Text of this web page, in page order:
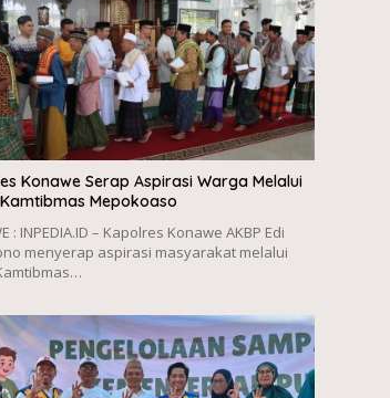
Konawe Serap Aspirasi Warga Melalui
Mepokoaso
: INPEDIA.ID – Kapolres Konawe AKBP Edi
menyerap aspirasi masyarakat melalui